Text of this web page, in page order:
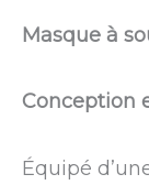
Masque à
Conception
Équipé